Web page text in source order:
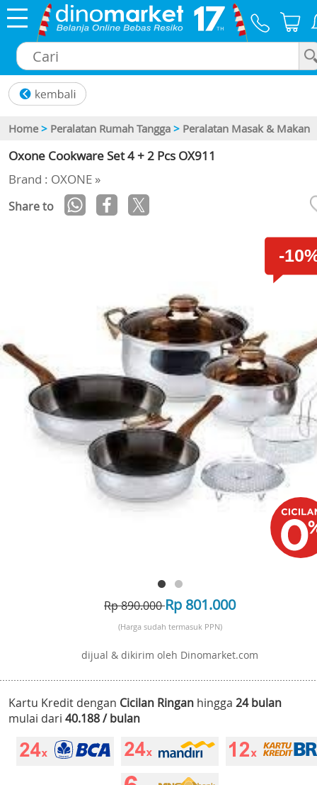
Home > Peralatan Rumah Tangga > Peralatan Masak & Makan
Oxone Cookware Set 4 + 2 Pcs OX911
Brand : OXONE »
Share to
-
Rp 890.000Rp 801.000
(Harga sudah termasuk PPN)
dijual & dikirim oleh Dinomarket.com
Kartu Kredit dengan Cicilan Ringan hingga 24 bulan
mulai dari 40.188 / bulan